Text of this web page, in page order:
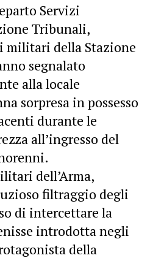
Servizi
Tribunali,
militari della Stazione
segnalato
alla locale
sorpresa in possesso
durante le
all’ingresso del
dell’Arma,
filtraggio degli
di intercettare la
introdotta negli
della